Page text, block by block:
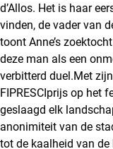
d’Allos. Het is haar
vinden, de vader van
toont Anne’s
deze man als een
verbitterd duel.Met
FIPRESCIprijs op het
geslaagd elk
anonimiteit van de
tot de kaalheid van